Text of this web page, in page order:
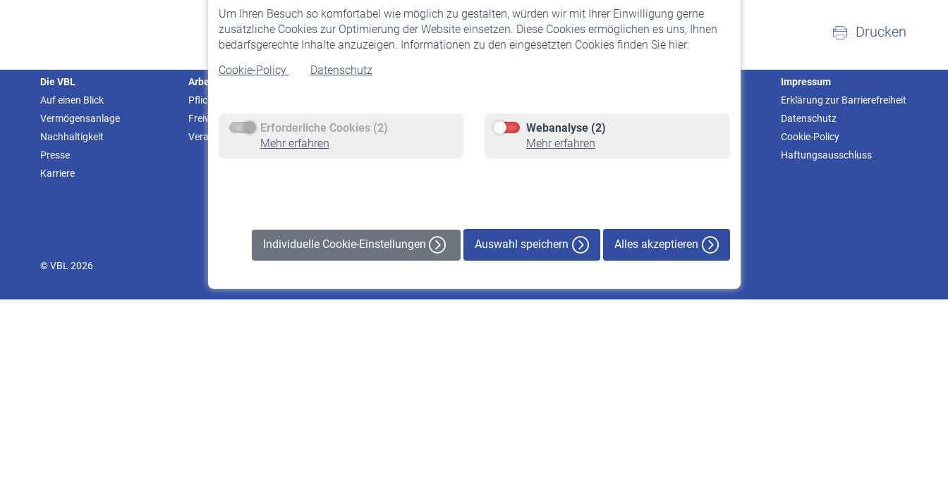
Um Ihren Besuch so komfortabel wie möglich zu gestalten, würden wir mit Ihrer Einwilligung gerne
zusätzliche Cookies zur Optimierung der Website einsetzen. Diese Cookies ermöglichen es uns, Ihnen
bedarfsgerechte Inhalte anzuzeigen. Informationen zu den eingesetzten Cookies finden Sie hier:
Cookie-Policy
Datenschutz
Erforderliche Cookies (2)
Mehr erfahren
Webanalyse (2)
Mehr erfahren
Individuelle Cookie-Einstellungen Auswahl speichern Alles akzeptieren
Drucken
Die VBL
Auf einen Blick
Vermögensanlage
Nachhaltigkeit
Presse
Karriere
Arbeitgeber
Pflichtversicherung
Freiwillige Versicherung
Veranstaltungen
Staatliche Förderung
Rente beantragen
Rentenauszahlung
Impressum
Erklärung zur Barrierefreiheit
Datenschutz
Cookie-Policy
Haftungsausschluss
© VBL 2026